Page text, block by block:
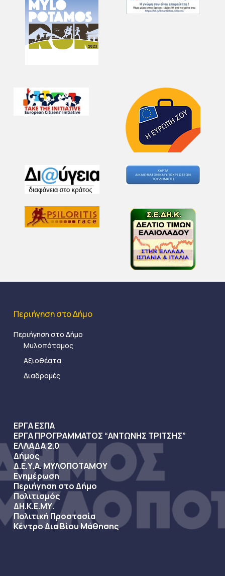
Περιήγηση στο Δήμο
Περιήγηση στο Δήμο
Μυλοπόταμος
Αξιοθέατα
Διαδρομές
ΕΡΓΑ ΕΣΠΑ
ΕΡΓΑ ΠΡΟΓΡΑΜΜΑΤΟΣ “ΑΝΤΩΝΗΣ ΤΡΙΤΣΗΣ”
ΕΛΛΑΔΑ 2.0
Δήμος
Δ.Ε.Υ.Α. ΜΥΛΟΠΟΤΑΜΟΥ
Ενημέρωση
Περιήγηση στο Δήμο
Πολιτισμός
ΔΗ.Κ.Ε.ΜΥ.
Πολιτική Προστασία
Κέντρο Δια Βίου Μάθησης